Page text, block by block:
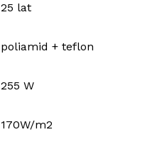
25 lat
poliamid + teflon
255 W
170W/m2